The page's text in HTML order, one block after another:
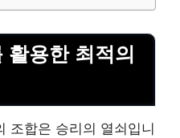
활용한 최적의
조합은 승리의 열쇠입니